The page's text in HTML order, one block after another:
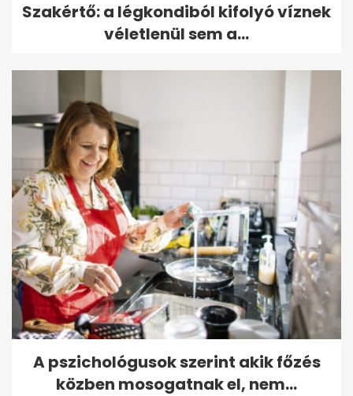
Szakértő: a légkondiból kifolyó víznek
véletlenül sem a...
A pszichológusok szerint akik főzés
közben mosogatnak el, nem...